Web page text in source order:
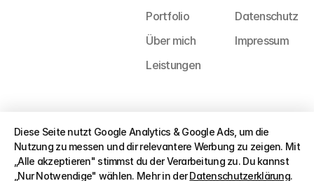
Portfolio
Über mich
Leistungen
Datenschutz
Impressum
Diese Seite nutzt Google Analytics & Google Ads, um die
Nutzung zu messen und dir relevantere Werbung zu zeigen. Mit
„Alle akzeptieren" stimmst du der Verarbeitung zu. Du kannst
„Nur Notwendige" wählen. Mehr in derDatenschutzerklärung.